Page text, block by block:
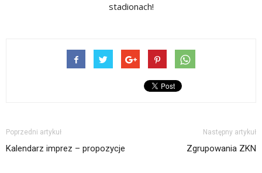
stadionach!
Poprzedni artykuł
Kalendarz imprez – propozycje
Następny artykuł
Zgrupowania ZKN